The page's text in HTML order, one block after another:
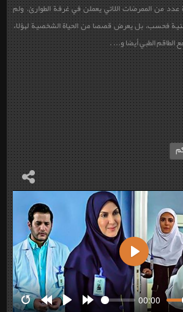
عدد من الممرضات اللاتي يعملن في غرفة الطوارئ. ولم
فحسب، بل يعرض قصصا من الحياة الشخصية لهؤلاء
الطاقم الطبي أيضا و... .
00:00
Play